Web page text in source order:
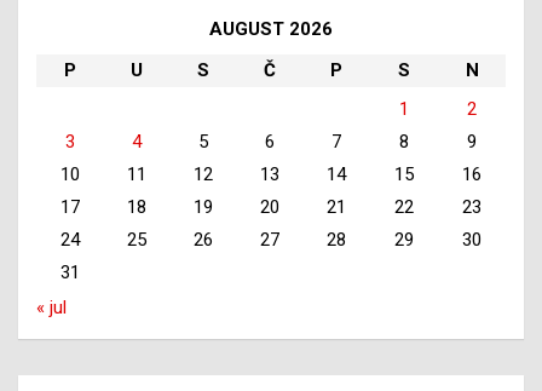
AUGUST 2026
P
U S Č P S
N
1
2
3
4 5 6 7 8
9
10
11 12 13 14 15
16
17
18 19 20 21 22
23
24
25 26 27 28 29
30
31
« jul